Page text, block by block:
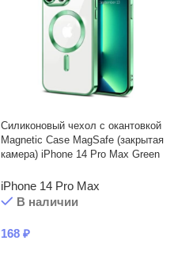
Силиконовый чехол с окантовкой
Magnetic Case MagSafe (закрытая
камера) iPhone 14 Pro Max Green
iPhone 14 Pro Max
В наличии
168 ₽